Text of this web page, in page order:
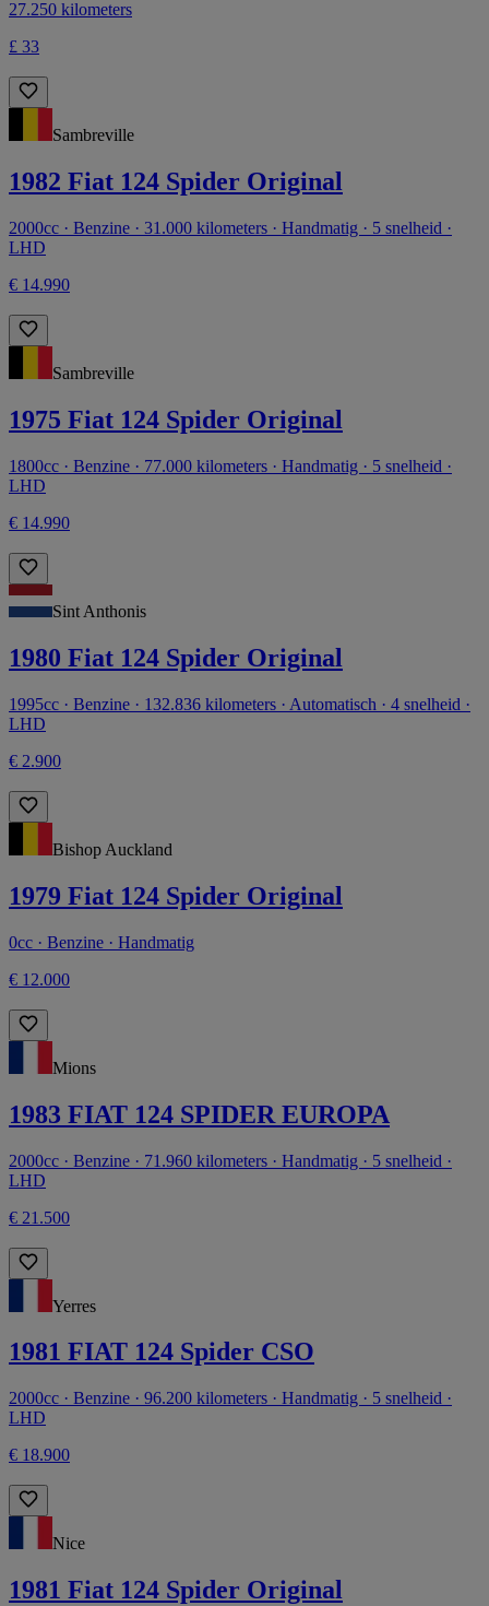
27.250 kilometers
£ 33
Sambreville
1982 Fiat 124 Spider Original
2000cc · Benzine · 31.000 kilometers · Handmatig · 5 snelheid ·
LHD
€ 14.990
Sambreville
1975 Fiat 124 Spider Original
1800cc · Benzine · 77.000 kilometers · Handmatig · 5 snelheid ·
LHD
€ 14.990
Sint Anthonis
1980 Fiat 124 Spider Original
1995cc · Benzine · 132.836 kilometers · Automatisch · 4 snelheid ·
LHD
€ 2.900
Bishop Auckland
1979 Fiat 124 Spider Original
0cc · Benzine · Handmatig
€ 12.000
Mions
1983 FIAT 124 SPIDER EUROPA
2000cc · Benzine · 71.960 kilometers · Handmatig · 5 snelheid ·
LHD
€ 21.500
Yerres
1981 FIAT 124 Spider CSO
2000cc · Benzine · 96.200 kilometers · Handmatig · 5 snelheid ·
LHD
€ 18.900
Nice
1981 Fiat 124 Spider Original